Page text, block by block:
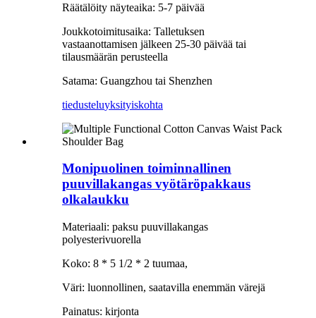
Räätälöity näyteaika: 5-7 päivää
Joukkotoimitusaika: Talletuksen
vastaanottamisen jälkeen 25-30 päivää tai
tilausmäärän perusteella
Satama: Guangzhou tai Shenzhen
tiedusteluyksityiskohta
Monipuolinen toiminnallinen
puuvillakangas vyötäröpakkaus
olkalaukku
Materiaali: paksu puuvillakangas
polyesterivuorella
Koko: 8 * 5 1/2 * 2 tuumaa,
Väri: luonnollinen, saatavilla enemmän värejä
Painatus: kirjonta